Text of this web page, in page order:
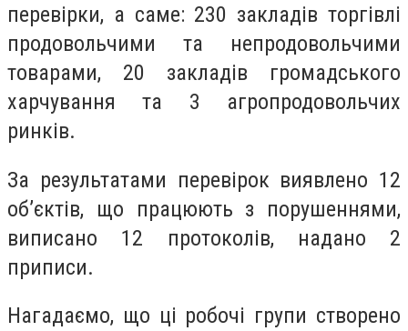
перевірки, а саме: 230 закладів торгівлі
продовольчими та непродовольчими
товарами, 20 закладів громадського
харчування та 3 агропродовольчих
ринків.
За результатами перевірок виявлено 12
об’єктів, що працюють з порушеннями,
виписано 12 протоколів, надано 2
приписи.
Нагадаємо, що ці робочі групи створено